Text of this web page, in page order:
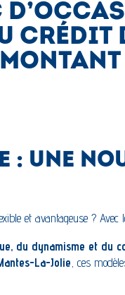
CRÉDIT
: UNE
et avantageuse ? Avec
du dynamisme et du
La-Jolie , ces